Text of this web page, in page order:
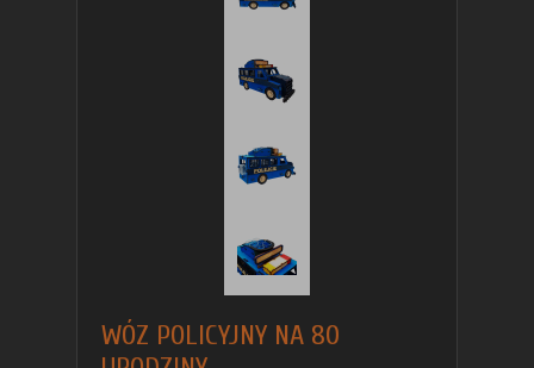
WÓZ POLICYJNY NA 80